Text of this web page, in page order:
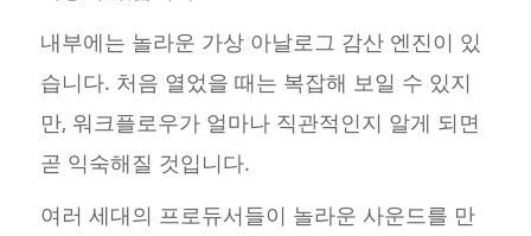
내부에는 놀라운 가상 아날로그 감산 엔진이 있
습니다. 처음 열었을 때는 복잡해 보일 수 있지
만, 워크플로우가 얼마나 직관적인지 알게 되면
곧 익숙해질 것입니다.
여러 세대의 프로듀서들이 놀라운 사운드를 만